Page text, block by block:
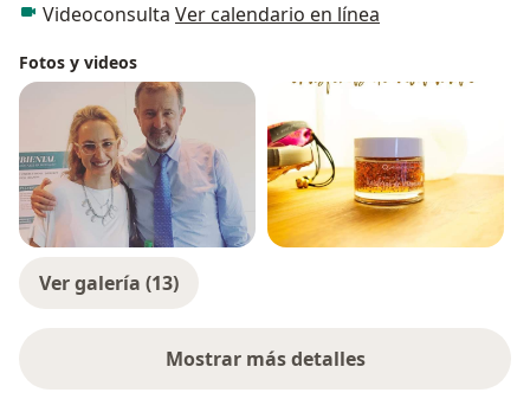
Videoconsulta Ver calendario en línea
Fotos y videos
Ver galería (13)
Mostrar más detalles
sobre la experiencia